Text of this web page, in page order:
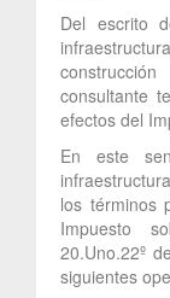
Del escrito
consultante
efectos del
En este
los términos
Impuesto
20.Uno.22º
siguientes